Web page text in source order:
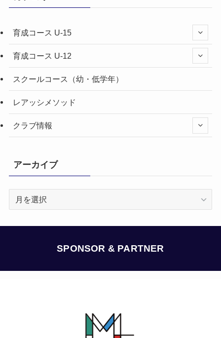
育成コース U-15
育成コース U-12
スクールコース（幼・低学年）
レアッシメソッド
クラブ情報
アーカイブ
SPONSOR & PARTNER